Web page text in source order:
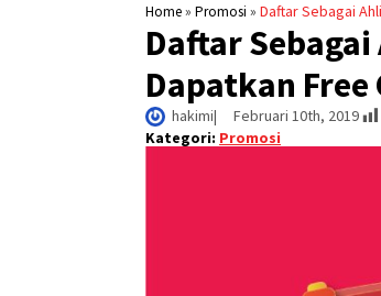
Home» Promosi » Daftar Sebagai
Daftar
Dapatkan Free
hakimi| Februari 10th, 2019
Kategori: Promosi